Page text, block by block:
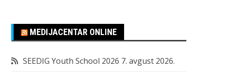
MEDIJACENTAR ONLINE
SEEDIG Youth School 2026 7. avgust 2026.